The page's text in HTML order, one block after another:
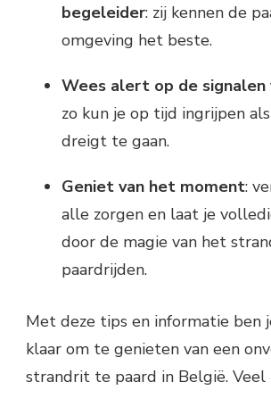
begeleider: zij kennen de
omgeving het beste.
Wees alert op de signalen
zo kun je op tijd ingrijpen
dreigt te gaan.
Geniet van het moment:
alle zorgen en laat je
door de magie van het
paardrijden.
Met deze tips en informatie ben
klaar om te genieten van een
strandrit te paard in België. Veel